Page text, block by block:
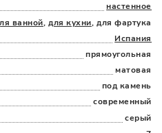
настенное
ванной,для кухни, для фартука
Испания
прямоугольная
матовая
под камень
современный
серый